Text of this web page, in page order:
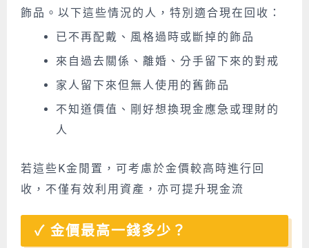
飾品。以下這些情況的人，特別適合現在回收：
已不再配戴、風格過時或斷掉的飾品
來自過去關係、離婚、分手留下來的對戒
家人留下來但無人使用的舊飾品
不知道價值、剛好想換現金應急或理財的
人
若這些K金閒置，可考慮於金價較高時進行回
收，不僅有效利用資產，亦可提升現金流
金價最高一錢多少？